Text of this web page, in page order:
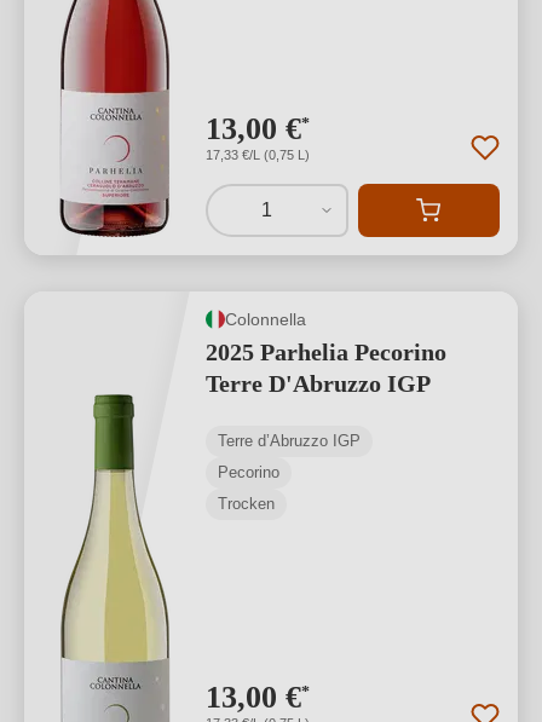
13,00 €*
17,33 €/L (0,75 L)
1
Colonnella
2025 Parhelia Pecorino
Terre D'Abruzzo IGP
Terre d’Abruzzo IGP
Pecorino
Trocken
13,00 €*